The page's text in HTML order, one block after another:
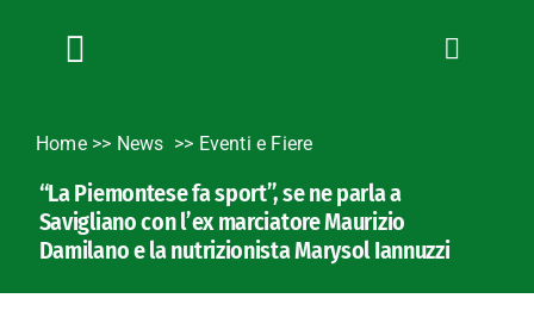
Toggle
News
Bandi
Home>> News Eventi e Fiere
“La Piemontese fa sport”, se ne parla a
Savigliano con l’ex marciatore Maurizio
Damilano e la nutrizionista Marysol Iannuzzi